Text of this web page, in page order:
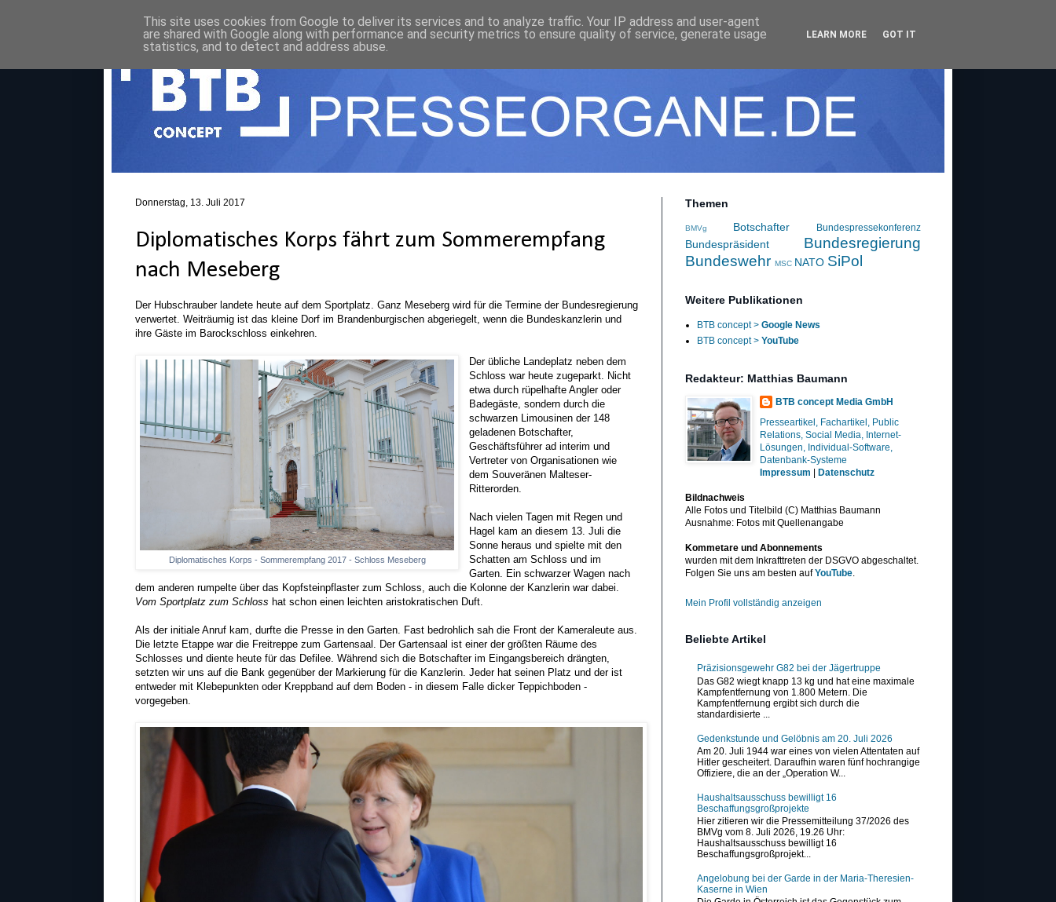
Donnerstag, 13. Juli 2017
Diplomatisches Korps fährt zum Sommerempfang
nach Meseberg
Der Hubschrauber landete heute auf dem Sportplatz. Ganz Meseberg wird für die Termine der Bundesregierung
verwertet. Weiträumig ist das kleine Dorf im Brandenburgischen abgeriegelt, wenn die Bundeskanzlerin und
ihre Gäste im Barockschloss einkehren.
Diplomatisches Korps - Sommerempfang 2017 - Schloss Meseberg
Der übliche Landeplatz neben dem
Schloss war heute zugeparkt. Nicht
etwa durch rüpelhafte Angler oder
Badegäste, sondern durch die
schwarzen Limousinen der 148
geladenen Botschafter,
Geschäftsführer ad interim und
Vertreter von Organisationen wie
dem Souveränen Malteser-
Ritterorden.
Nach vielen Tagen mit Regen und
Hagel kam an diesem 13. Juli die
Sonne heraus und spielte mit den
Schatten am Schloss und im
Garten. Ein schwarzer Wagen nach
dem anderen rumpelte über das Kopfsteinpflaster zum Schloss, auch die Kolonne der Kanzlerin war dabei.
Vom Sportplatz zum Schloss hat schon einen leichten aristokratischen Duft.
Als der initiale Anruf kam, durfte die Presse in den Garten. Fast bedrohlich sah die Front der Kameraleute aus.
Die letzte Etappe war die Freitreppe zum Gartensaal. Der Gartensaal ist einer der größten Räume des
Schlosses und diente heute für das Defilee. Während sich die Botschafter im Eingangsbereich drängten,
setzten wir uns auf die Bank gegenüber der Markierung für die Kanzlerin. Jeder hat seinen Platz und der ist
entweder mit Klebepunkten oder Kreppband auf dem Boden - in diesem Falle dicker Teppichboden -
vorgegeben.
Themen
BMVg Botschafter Bundespressekonferenz
Bundespräsident
Bundesregierung
Bundeswehr MSC NATO SiPol
Weitere Publikationen
BTB concept > Google News
BTB concept > YouTube
Redakteur: Matthias Baumann
BTB concept Media GmbH
Presseartikel, Fachartikel, Public
Relations, Social Media, Internet-
Lösungen, Individual-Software,
Datenbank-Systeme
Impressum
Datenschutz
Bildnachweis
Alle Fotos und Titelbild (C) Matthias Baumann
Ausnahme: Fotos mit Quellenangabe
Kommetare und Abonnements
wurden mit dem Inkrafttreten der DSGVO abgeschaltet.
Folgen Sie uns am besten aufYouTube.
Mein Profil vollständig anzeigen
Beliebte Artikel
Präzisionsgewehr G82 bei der Jägertruppe
Das G82 wiegt knapp 13 kg und hat eine maximale
Kampfentfernung von 1.800 Metern. Die
Kampfentfernung ergibt sich durch die
standardisierte ...
Gedenkstunde und Gelöbnis am 20. Juli 2026
Am 20. Juli 1944 war eines von vielen Attentaten auf
Hitler gescheitert. Daraufhin waren fünf hochrangige
Offiziere, die an der „Operation W...
Haushaltsausschuss bewilligt 16
Beschaffungsgroßprojekte
Hier zitieren wir die Pressemitteilung 37/2026 des
BMVg vom 8. Juli 2026, 19.26 Uhr:
Haushaltsausschuss bewilligt 16
Beschaffungsgroßprojekt...
Angelobung bei der Garde in der Maria-Theresien-
Kaserne in Wien
This site uses cookies from Google to deliver its services and to analyze traffic. Your IP address and user-agent
are shared with Google along with performance and security metrics to ensure quality of service, generate usage
statistics, and to detect and address abuse.
LEARN MORE GOT IT